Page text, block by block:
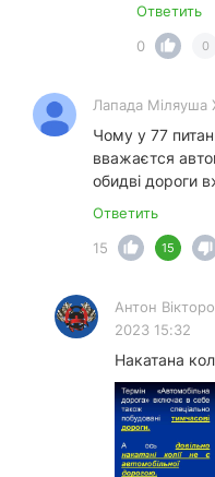
Ответить
0
0
Лапада Міляуша
Чому у 77
вважаєтся
обидві дороги
Ответить
15
15
Антон
2023 15:32
Накатана